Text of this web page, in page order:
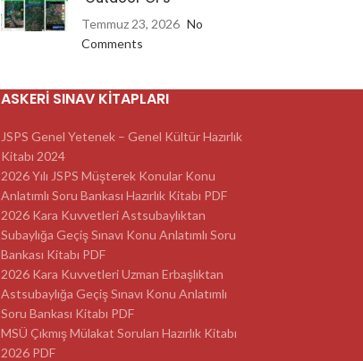
Temmuz 23, 2026 No
Comments
ASKERI SINAV KITAPLARI
JSPS Genel Yetenek – Genel Kültür Hazırlık
Kitabı 2024
2026 Yılı JSPS Müşterek Konular Konu
Anlatımlı Soru Bankası Hazırlık Kitabı PDF
2026 Kara Kuvvetleri Astsubaylıktan
Subaylığa Geçiş Sınavı Konu Anlatımlı Soru
Bankası Kitabı PDF
2026 Kara Kuvvetleri Uzman Erbaşlıktan
Astsubaylığa Geçiş Sınavı Konu Anlatımlı
Soru Bankası Kitabı PDF
MSÜ Çıkmış Mülakat Soruları Hazırlık Kitabı
2026 PDF